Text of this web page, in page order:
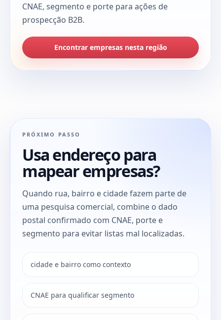
CNAE, segmento e porte para ações de
prospecção B2B.
Encontrar empresas nesta região
PRÓXIMO PASSO
Usa endereço para
mapear empresas?
Quando rua, bairro e cidade fazem parte de
uma pesquisa comercial, combine o dado
postal confirmado com CNAE, porte e
segmento para evitar listas mal localizadas.
cidade e bairro como contexto
CNAE para qualificar segmento